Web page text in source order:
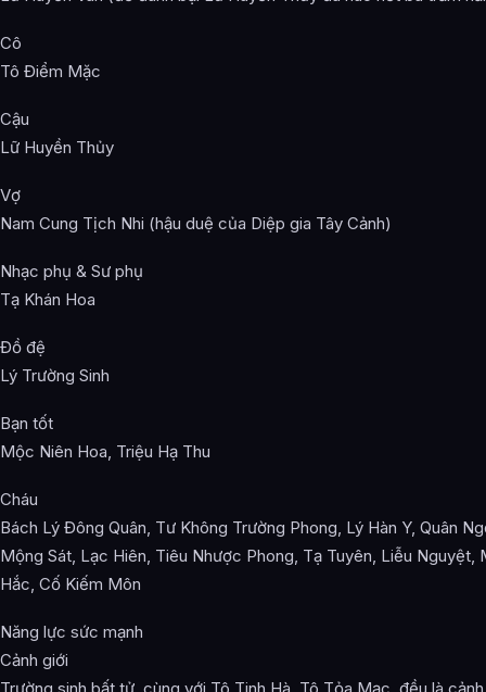
Cô
Tô Điểm Mặc
Cậu
Lữ Huyền Thủy
Vợ
Nam Cung Tịch Nhi (hậu duệ của Diệp gia Tây Cảnh)
Nhạc phụ & Sư phụ
Tạ Khán Hoa
Đồ đệ
Lý Trường Sinh
Bạn tốt
Mộc Niên Hoa, Triệu Hạ Thu
Cháu
Bách Lý Đông Quân, Tư Không Trường Phong, Lý Hàn Y, Quân
Mộng Sát, Lạc Hiên, Tiêu Nhược Phong, Tạ Tuyên, Liễu Nguyệt,
Hắc, Cố Kiếm Môn
Năng lực sức mạnh
Cảnh giới
Trường sinh bất tử, cùng với Tô Tinh Hà, Tô Tỏa Mạc, đều là